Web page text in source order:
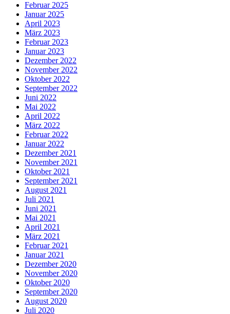
Februar 2025
Januar 2025
April 2023
März 2023
Februar 2023
Januar 2023
Dezember 2022
November 2022
Oktober 2022
September 2022
Juni 2022
Mai 2022
April 2022
März 2022
Februar 2022
Januar 2022
Dezember 2021
November 2021
Oktober 2021
September 2021
August 2021
Juli 2021
Juni 2021
Mai 2021
April 2021
März 2021
Februar 2021
Januar 2021
Dezember 2020
November 2020
Oktober 2020
September 2020
August 2020
Juli 2020